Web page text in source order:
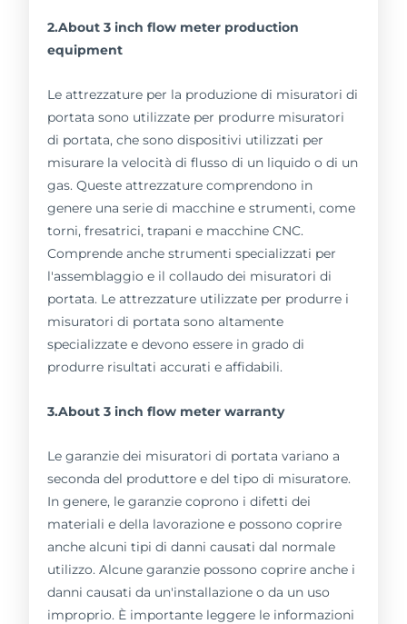
2.About 3 inch flow meter production
equipment
Le attrezzature per la produzione di misuratori di
portata sono utilizzate per produrre misuratori
di portata, che sono dispositivi utilizzati per
misurare la velocità di flusso di un liquido o di un
gas. Queste attrezzature comprendono in
genere una serie di macchine e strumenti, come
torni, fresatrici, trapani e macchine CNC.
Comprende anche strumenti specializzati per
l'assemblaggio e il collaudo dei misuratori di
portata. Le attrezzature utilizzate per produrre i
misuratori di portata sono altamente
specializzate e devono essere in grado di
produrre risultati accurati e affidabili.
3.About 3 inch flow meter warranty
Le garanzie dei misuratori di portata variano a
seconda del produttore e del tipo di misuratore.
In genere, le garanzie coprono i difetti dei
materiali e della lavorazione e possono coprire
anche alcuni tipi di danni causati dal normale
utilizzo. Alcune garanzie possono coprire anche i
danni causati da un'installazione o da un uso
improprio. È importante leggere le informazioni